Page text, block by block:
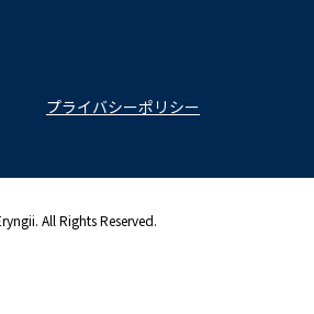
プライバシーポリシー
All Rights Reserved.